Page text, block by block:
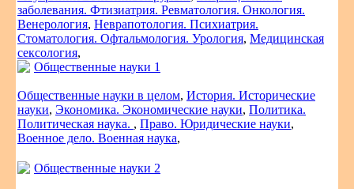
заболевания. Фтизиатрия. Ревматология. Онкология.
Венерология, Неврапотология. Психиатрия.
Стоматология. Офтальмология. Урология, Медицинская
сексология,
Общественные науки 1
Общественные науки в целом, История. Исторические
науки, Экономика. Экономические науки, Политика.
Политическая наука. , Право. Юридические науки,
Военное дело. Военная наука,
Общественные науки 2